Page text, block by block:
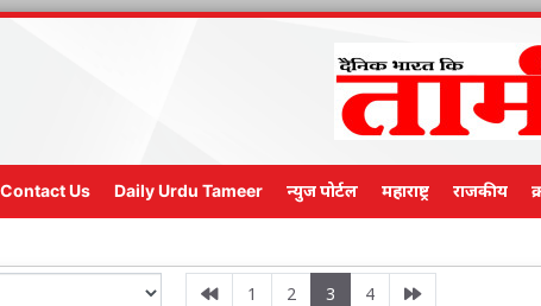
Contact Us Daily Urdu Tameer न्युज पोर्टल महाराष्ट्र राजकीय
1 2 3 4